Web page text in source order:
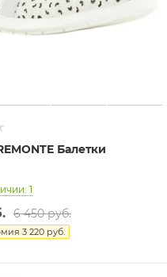
Балетки
1
6 450 руб.
3 220 руб.